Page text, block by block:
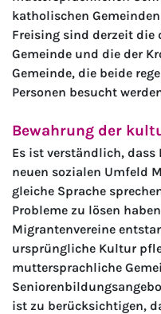
katholischen
Freising sind derzeit die
Gemeinde und die der
Gemeinde, die beide
Personen besucht
Bewahrung der
Es ist verständlich,
neuen sozialen Umfeld
gleiche Sprache
Probleme zu lösen
Migrantenvereine
ursprüngliche Kultur
muttersprachliche
ist zu berücksichtigen,